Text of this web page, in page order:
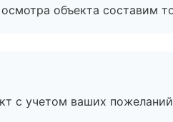
объекта составим
с учетом ваших